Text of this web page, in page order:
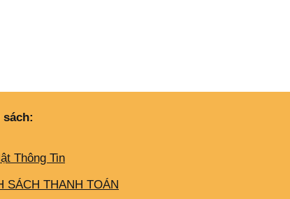
sách:
Thông Tin
SÁCH THANH TOÁN